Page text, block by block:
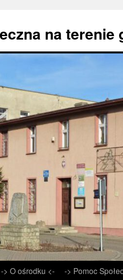
na terenie
-> O ośrodku <-
-> Pomoc